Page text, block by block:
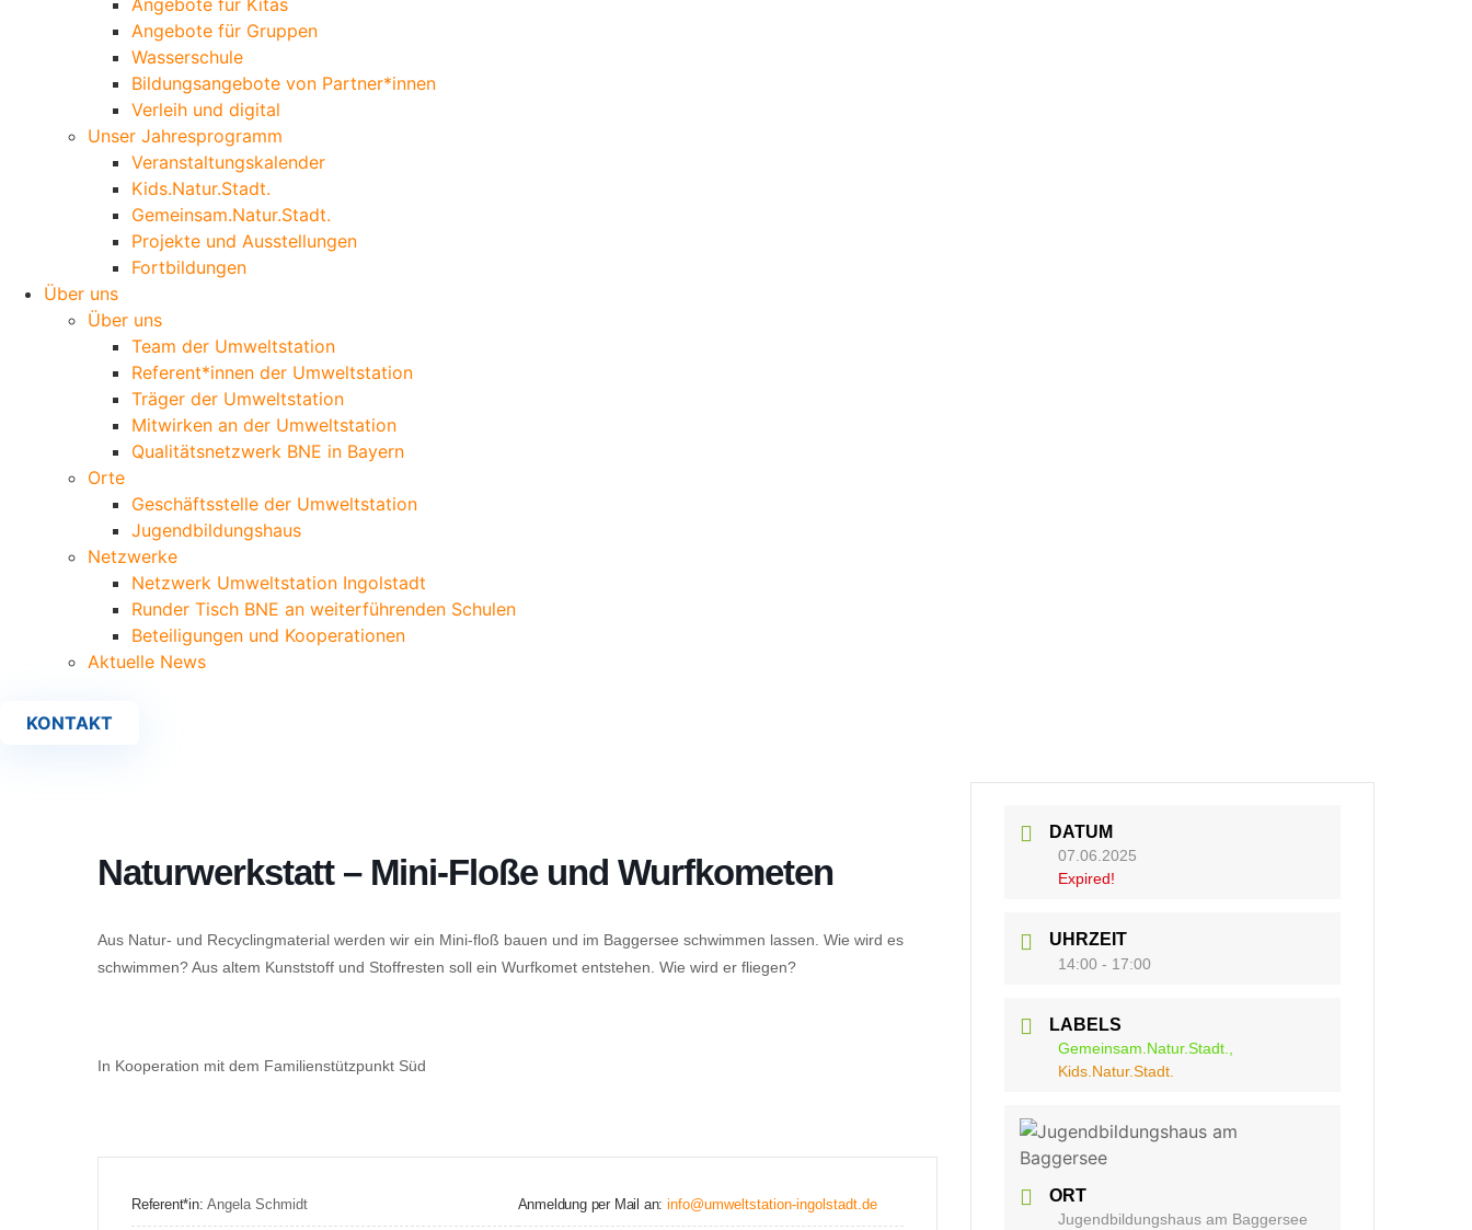
Angebote für Kitas
Angebote für Gruppen
Wasserschule
Bildungsangebote von Partner*innen
Verleih und digital
Unser Jahresprogramm
Veranstaltungskalender
Kids.Natur.Stadt.
Gemeinsam.Natur.Stadt.
Projekte und Ausstellungen
Fortbildungen
Über uns
Über uns
Team der Umweltstation
Referent*innen der Umweltstation
Träger der Umweltstation
Mitwirken an der Umweltstation
Qualitätsnetzwerk BNE in Bayern
Orte
Geschäftsstelle der Umweltstation
Jugendbildungshaus
Netzwerke
Netzwerk Umweltstation Ingolstadt
Runder Tisch BNE an weiterführenden Schulen
Beteiligungen und Kooperationen
Aktuelle News
KONTAKT
Naturwerkstatt – Mini-Floße und Wurfkometen
Aus Natur- und Recyclingmaterial werden wir ein Mini-floß bauen und im Baggersee schwimmen lassen. Wie wird es
schwimmen? Aus altem Kunststoff und Stoffresten soll ein Wurfkomet entstehen. Wie wird er fliegen?
In Kooperation mit dem Familienstützpunkt Süd
Referent*in:Angela Schmidt Anmeldung per Mail an:info@umweltstation-ingolstadt.de
DATUM
07.06.2025
Expired!
UHRZEIT
14:00 - 17:00
LABELS
Gemeinsam.Natur.Stadt.,
Kids.Natur.Stadt.
ORT
Jugendbildungshaus am Baggersee